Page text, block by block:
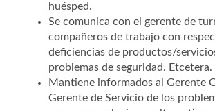
huésped.
Se comunica con el gerente de
compañeros de trabajo con
deficiencias de productos/
problemas de seguridad. Etcetera.
Mantiene informados al Gerente
Gerente de Servicio de los